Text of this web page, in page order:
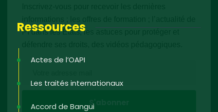
Ressources
Actes de l’OAPI
Les traités internationaux
Accord de Bangui
PI dans les Etats, les astuces pour protéger et